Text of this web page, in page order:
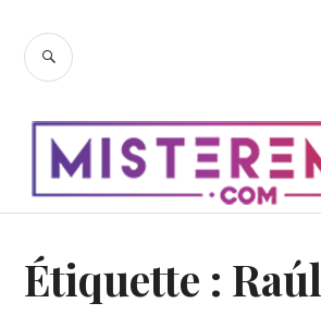
contenu
RECHERCHE
Étiquette : Raúl